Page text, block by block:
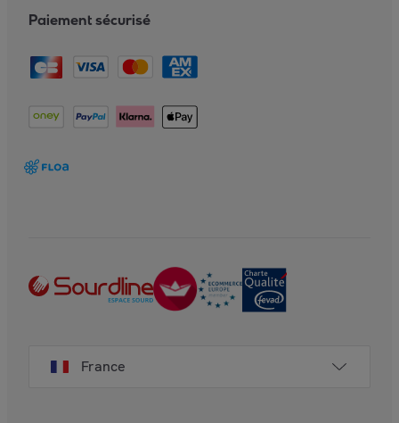
Paiement sécurisé
France